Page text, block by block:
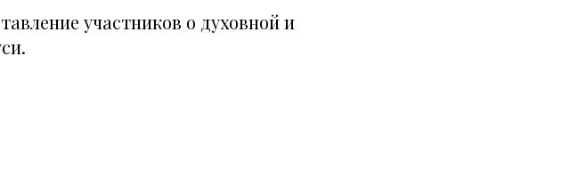
участников о духовной и